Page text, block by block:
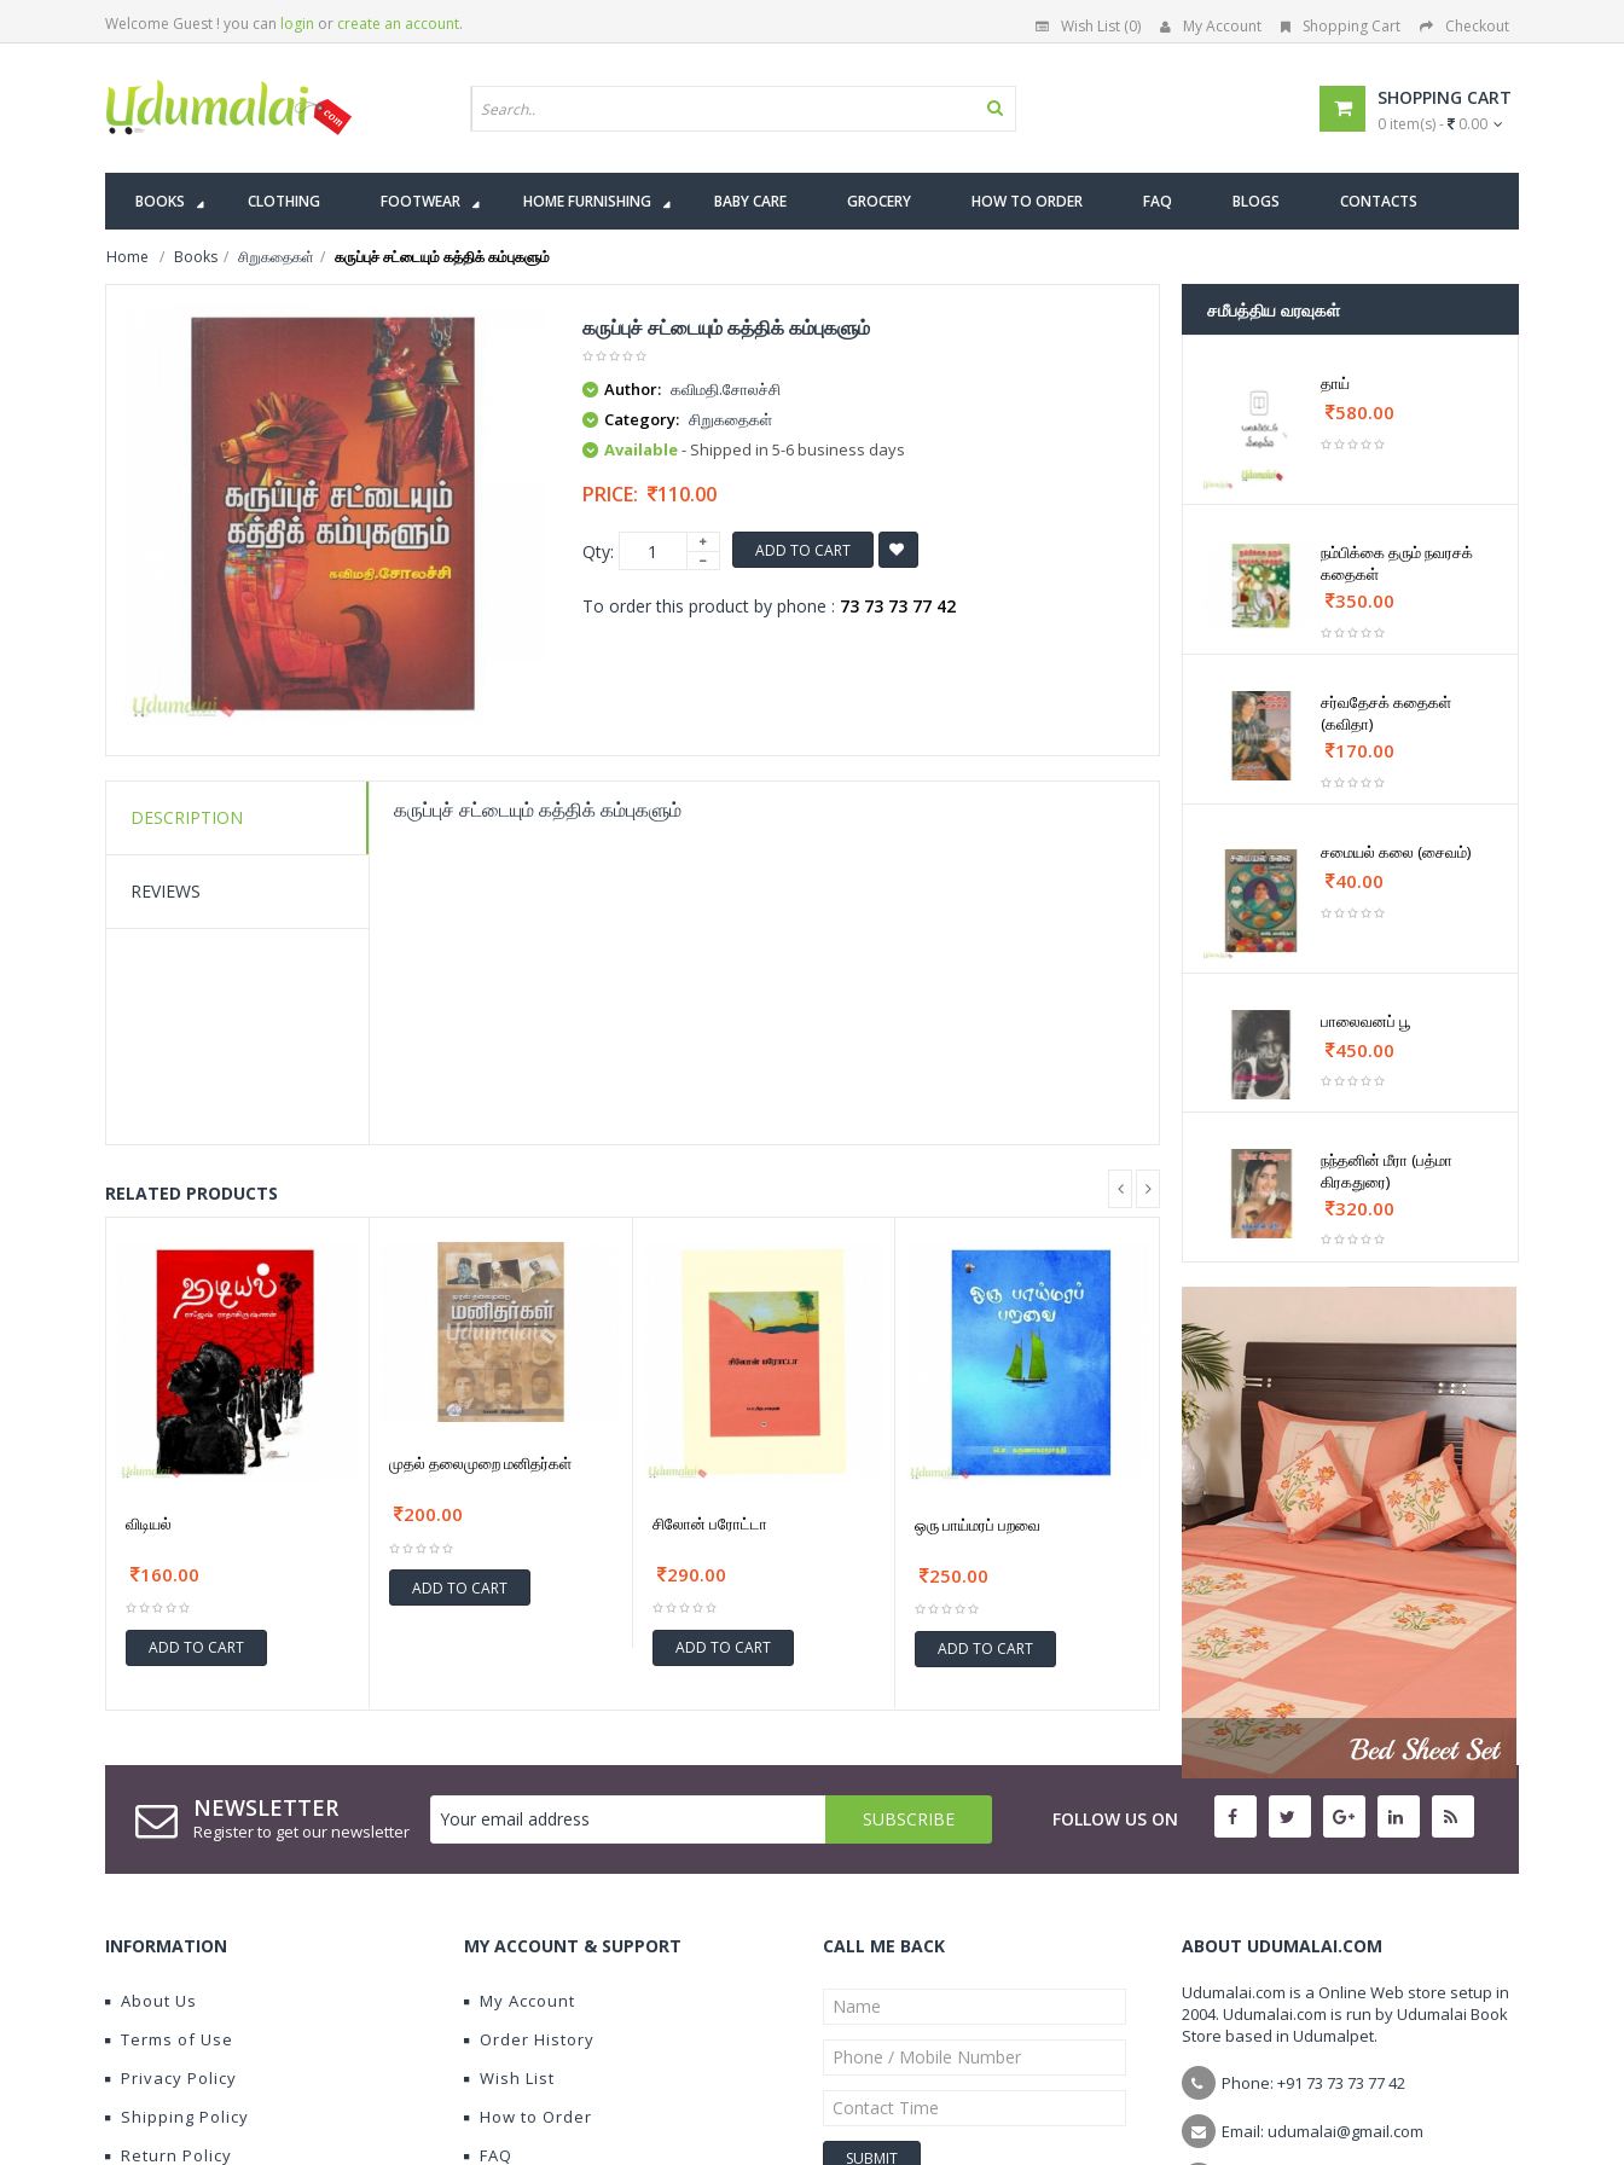
Welcome Guest ! you can login or create an account. Wish List (0) My Account Shopping Cart Checkout
SHOPPING CART
0 item(s) - 0.00
BOOKS CLOTHING FOOTWEAR HOME FURNISHING BABY CARE GROCERY HOW TO ORDER FAQ BLOGS CONTACTS
Home Books சிறுகதைகள் கருப்புச் சட்டையும் கத்திக் கம்புகளும்
கருப்புச் சட்டையும் கத்திக் கம்புகளும்
Author: கவிமதி.சோலச்சி
Category: சிறுகதைகள்
Available- Shipped in 5-6 business days
PRICE: 110.00
Qty: ADD TO CART
To order this product by phone : 73 73 73 77 42
DESCRIPTION
REVIEWS
கருப்புச் சட்டையும் கத்திக் கம்புகளும்
RELATED PRODUCTS
விடியல்
160.00
ADD TO CART
முதல் தலைமுறை மனிதர்கள்
200.00
ADD TO CART
சிலோன் பரோட்டா
290.00
ADD TO CART
ஒரு பாய்மரப் பறவை
250.00
ADD TO CART
சமீபத்திய வரவுகள்
தாய்
580.00
நம்பிக்கை தரும் நவரசக்
கதைகள்
350.00
சர்வதேசக் கதைகள்
(கவிதா)
170.00
சமையல் கலை (சைவம்)
40.00
பாலைவனப் பூ
450.00
நந்தனின் மீரா (பத்மா
கிரகதுரை)
320.00
NEWSLETTER
Register to get our newsletter
FOLLOW US ON
INFORMATION
About Us
Terms of Use
Privacy Policy
Shipping Policy
Return Policy
MY ACCOUNT & SUPPORT
My Account
Order History
Wish List
How to Order
FAQ
CALL ME BACK ABOUT UDUMALAI.COM
Udumalai.com is a Online Web store setup in
2004. Udumalai.com is run by Udumalai Book
Store based in Udumalpet.
Phone: +91 73 73 73 77 42
Email: udumalai@gmail.com